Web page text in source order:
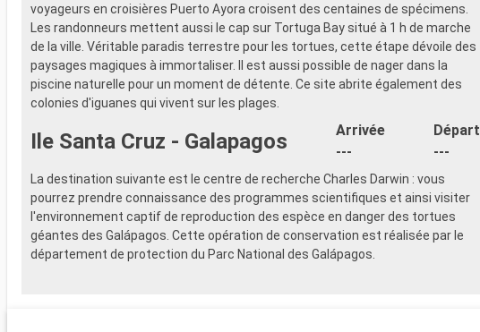
voyageurs en croisières Puerto Ayora croisent des centaines de spécimens.
Les randonneurs mettent aussi le cap sur Tortuga Bay situé à 1 h de marche
de la ville. Véritable paradis terrestre pour les tortues, cette étape dévoile des
paysages magiques à immortaliser. Il est aussi possible de nager dans la
piscine naturelle pour un moment de détente. Ce site abrite également des
colonies d'iguanes qui vivent sur les plages.
Ile Santa Cruz - Galapagos
Arrivée
---
Départ
---
La destination suivante est le centre de recherche Charles Darwin : vous
pourrez prendre connaissance des programmes scientifiques et ainsi visiter
l'environnement captif de reproduction des espèce en danger des tortues
géantes des Galápagos. Cette opération de conservation est réalisée par le
département de protection du Parc National des Galápagos.